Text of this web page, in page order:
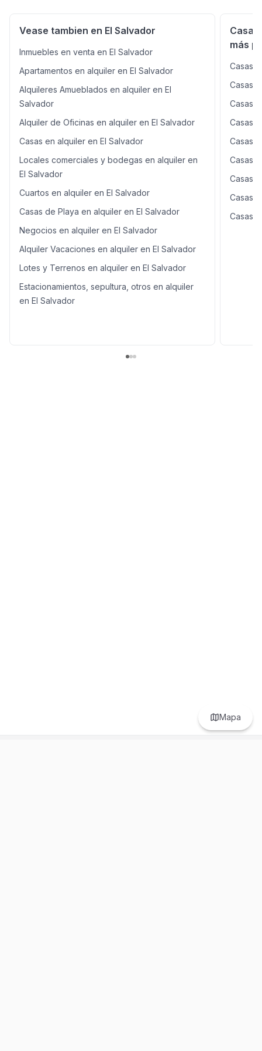
Mapa
MTTO
Vease tambien en El Salvador
Inmuebles en venta en El Salvador
Apartamentos en alquiler en El Salvador
Alquileres Amueblados en alquiler en El
Salvador
Alquiler de Oficinas en alquiler en El Salvador
Casas en alquiler en El Salvador
Locales comerciales y bodegas en alquiler en
El Salvador
Cuartos en alquiler en El Salvador
Casas de Playa en alquiler en El Salvador
Negocios en alquiler en El Salvador
Alquiler Vacaciones en alquiler en El Salvador
Lotes y Terrenos en alquiler en El Salvador
Estacionamientos, sepultura, otros en alquiler
en El Salvador
más
Casas
Casas
Casas
Casas
Casas
Casas
Casas
Casas
Casas